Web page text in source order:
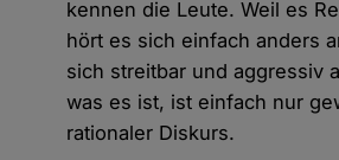
kennen die Leute. Weil es
hört es sich einfach anders
sich streitbar und aggressiv
was es ist, ist einfach nur
rationaler Diskurs.